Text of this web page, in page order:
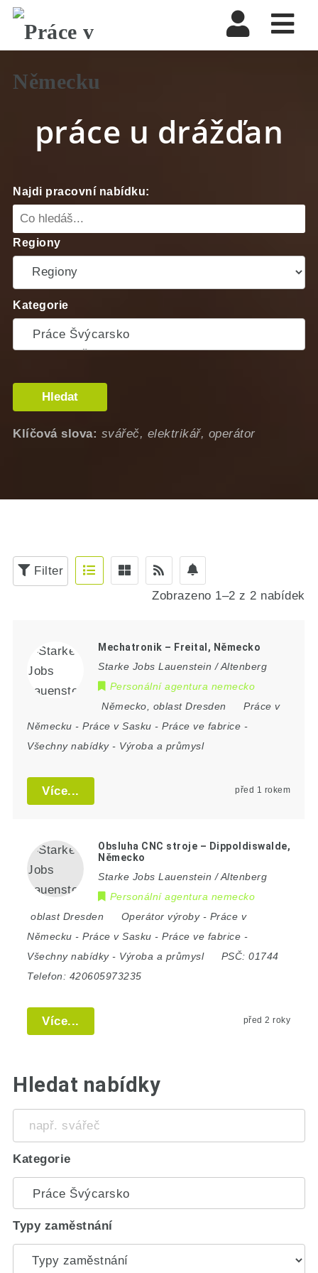
práce u drážďan
Najdi pracovní nabídku:
Regiony
Kategorie
Hledat
Klíčová slova: svářeč, elektrikář, operátor
Filter
Zobrazeno 1–2 z 2 nabídek
Mechatronik – Freital, Německo
Starke Jobs Lauenstein / Altenberg
Personální agentura nemecko
Německo
oblast Dresden
Práce v
Německu -Práce v Sasku -Práce ve fabrice -
Všechny nabídky- Výroba a průmysl
Více... před 1 rokem
Obsluha CNC stroje – Dippoldiswalde,
Německo
Starke Jobs Lauenstein / Altenberg
Personální agentura nemecko
oblast Dresden
Operátor výroby- Práce v
Německu -Práce v Sasku -Práce ve fabrice -
Všechny nabídky- Výroba a průmysl PSČ:01744
Telefon: 420605973235
Více... před 2 roky
Hledat nabídky
svářeč
Kategorie
Typy zaměstnání